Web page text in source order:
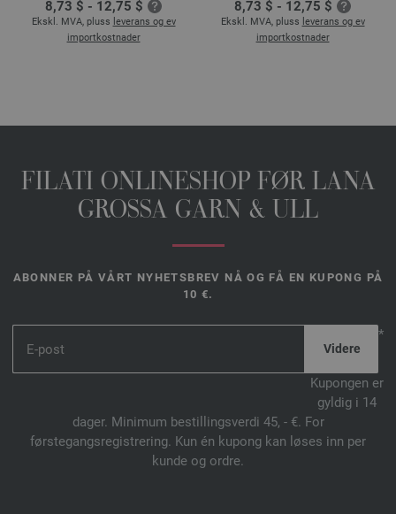
8,73 $ - 12,75 $
Ekskl. MVA, pluss leverans og ev
importkostnader
8,73 $ - 12,75 $
Ekskl. MVA, pluss leverans og ev
importkostnader
FILATI ONLINESHOP FØR LANA
GROSSA GARN & ULL
ABONNER PÅ VÅRT NYHETSBREV NÅ OG FÅ EN KUPONG PÅ
10 €.
*
Kupongen er
gyldig i 14
dager. Minimum bestillingsverdi 45, - €. For
førstegangsregistrering. Kun én kupong kan løses inn per
kunde og ordre.